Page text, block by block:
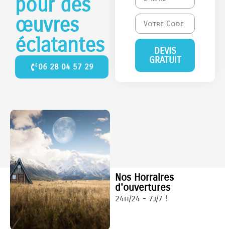
pour des
œuvres
éclatantes
06 28 04 57 29
DEVIS
GRATUIT
Nos Horraires
d'ouvertures
24h/24 - 7j/7 !